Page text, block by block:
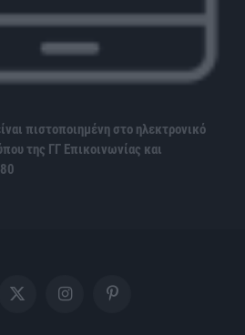
πιστοποιημένη στο ηλεκτρονικό
της ΓΓ Επικοινωνίας και
X
InstagramPinterest